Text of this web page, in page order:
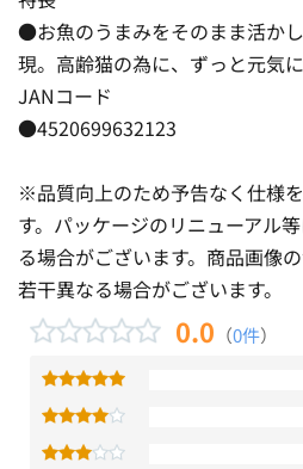
●お魚のうまみをそのまま活か
現。高齢猫の為に、ずっと元気
JANコード
●4520699632123
※品質向上のため予告なく仕様
す。パッケージのリニューアル
る場合がございます。商品画像
若干異なる場合がございます。
0.0 （0件）